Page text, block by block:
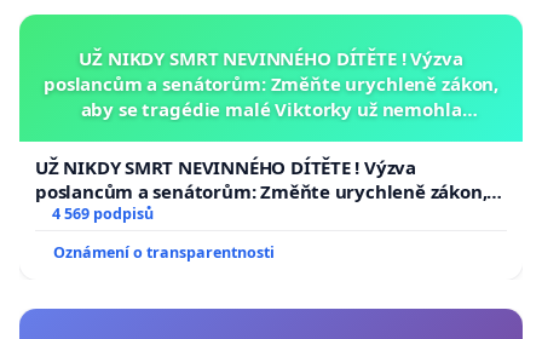
UŽ NIKDY SMRT NEVINNÉHO DÍTĚTE ! Výzva
poslancům a senátorům: Změňte urychleně zákon,
aby se tragédie malé Viktorky už nemohla
UŽ NIKDY SMRT NEVINNÉHO DÍTĚTE ! Výzva
poslancům a senátorům: Změňte urychleně zákon,
aby se tragédie malé Viktorky už nemohla opakovat!
4 569 podpisů
Oznámení o transparentnosti